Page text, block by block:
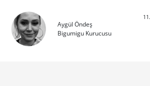
Aygül Öndeş
Bigumigu Kurucusu